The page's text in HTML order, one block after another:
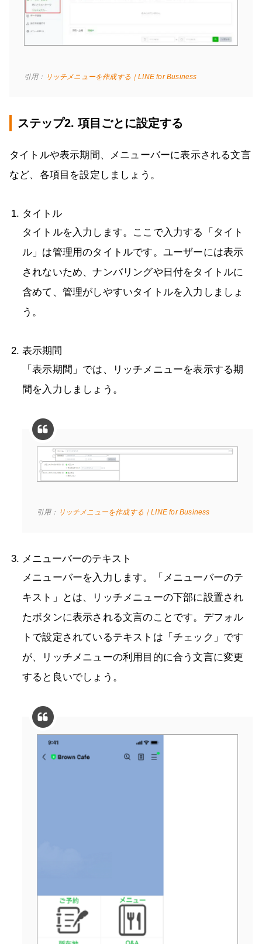
引用： リッチメニューを作成する｜LINE for Business
ステップ2. 項目ごとに設定する
タイトルや表示期間、メニューバーに表示される文言
など、各項目を設定しましょう。
タイトル
タイトルを入力します。ここで入力する「タイト
ル」は管理用のタイトルです。ユーザーには表示
されないため、ナンバリングや日付をタイトルに
含めて、管理がしやすいタイトルを入力しましょ
う。
表示期間
「表示期間」では、リッチメニューを表示する期
間を入力しましょう。
引用： リッチメニューを作成する｜LINE for Business
メニューバーのテキスト
メニューバーを入力します。「メニューバーのテ
キスト」とは、リッチメニューの下部に設置され
たボタンに表示される文言のことです。デフォル
トで設定されているテキストは「チェック」です
が、リッチメニューの利用目的に合う文言に変更
すると良いでしょう。